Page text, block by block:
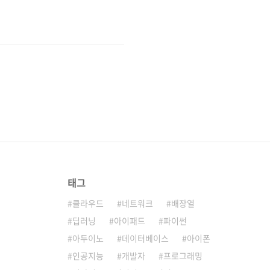
태그
클라우드 네트워크
배장열
딥러닝
아이패드
파이썬
아두이노
데이터베이스
아이폰
인공지능
개발자
프로그래밍